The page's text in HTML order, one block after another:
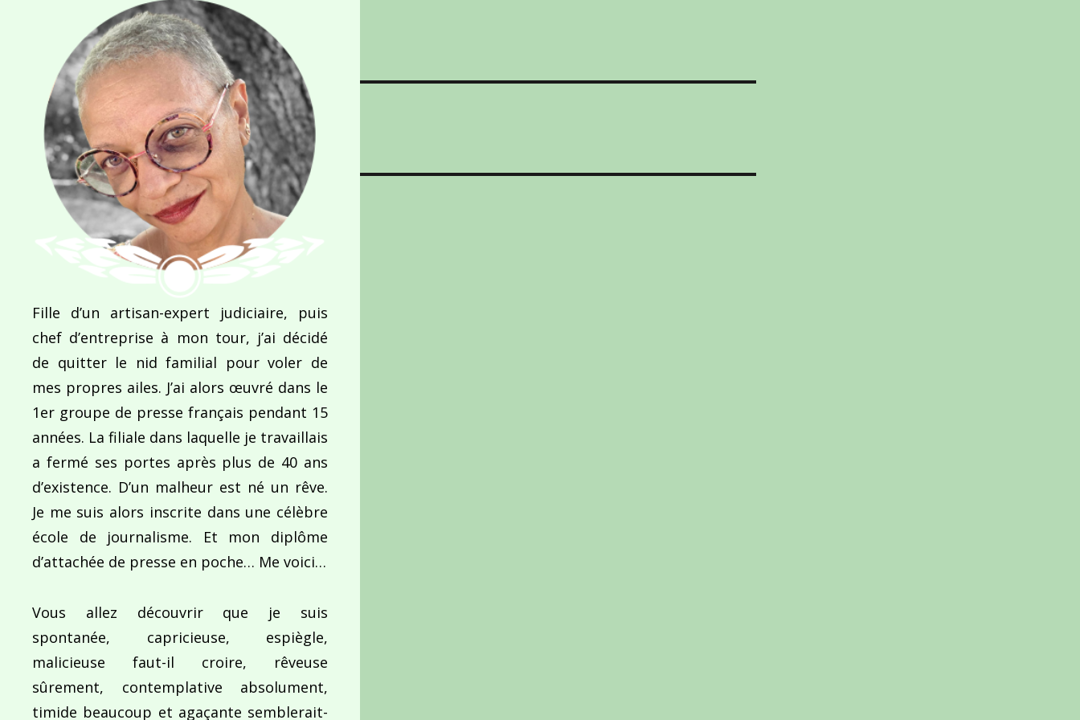
Navigation
l’article
PUBLIÉ DANS
A l’affût…
Fille d’un artisan-expert judiciaire, puis
chef d’entreprise à mon tour, j’ai décidé
de quitter le nid familial pour voler de
mes propres ailes. J’ai alors œuvré dans le
1er groupe de presse français pendant 15
années. La filiale dans laquelle je travaillais
a fermé ses portes après plus de 40 ans
d’existence. D’un malheur est né un rêve.
Je me suis alors inscrite dans une célèbre
école de journalisme. Et mon diplôme
d’attachée de presse en poche… Me voici…
Vous allez découvrir que je suis
spontanée, capricieuse, espiègle,
malicieuse faut-il croire, rêveuse
sûrement, contemplative absolument,
timide beaucoup et agaçante semblerait-